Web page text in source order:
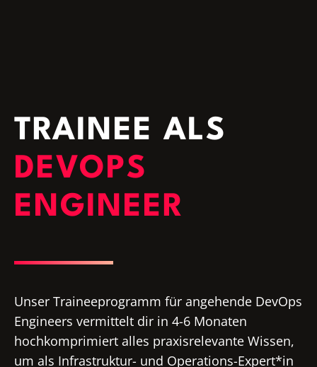
TRAINEE ALS
DEVOPS
ENGINEER
Unser Traineeprogramm für angehende DevOps
Engineers vermittelt dir in 4-6 Monaten
hochkomprimiert alles praxisrelevante Wissen,
um als Infrastruktur- und Operations-Expert*in